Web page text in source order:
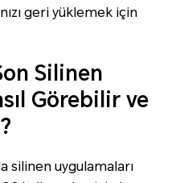
geri yüklemek için
Silinen
Görebilir ve
silinen uygulamaları